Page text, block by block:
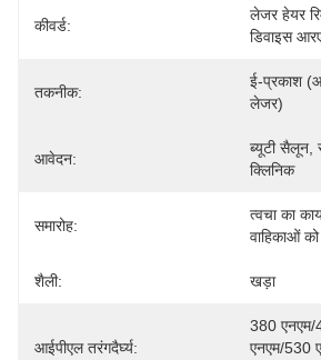
कीवर्ड:
लेजर हेयर
डिवाइस
तकनीक:
ई-प्रकाश
लेजर)
आवेदन:
ब्यूटी सैलून,
क्लिनिक
समारोह:
त्वचा का
वाहिकाओं
शैली: खड़ा
आईपीएल तरंगदैर्घ्य:
380 एनएम/
एनएम/530